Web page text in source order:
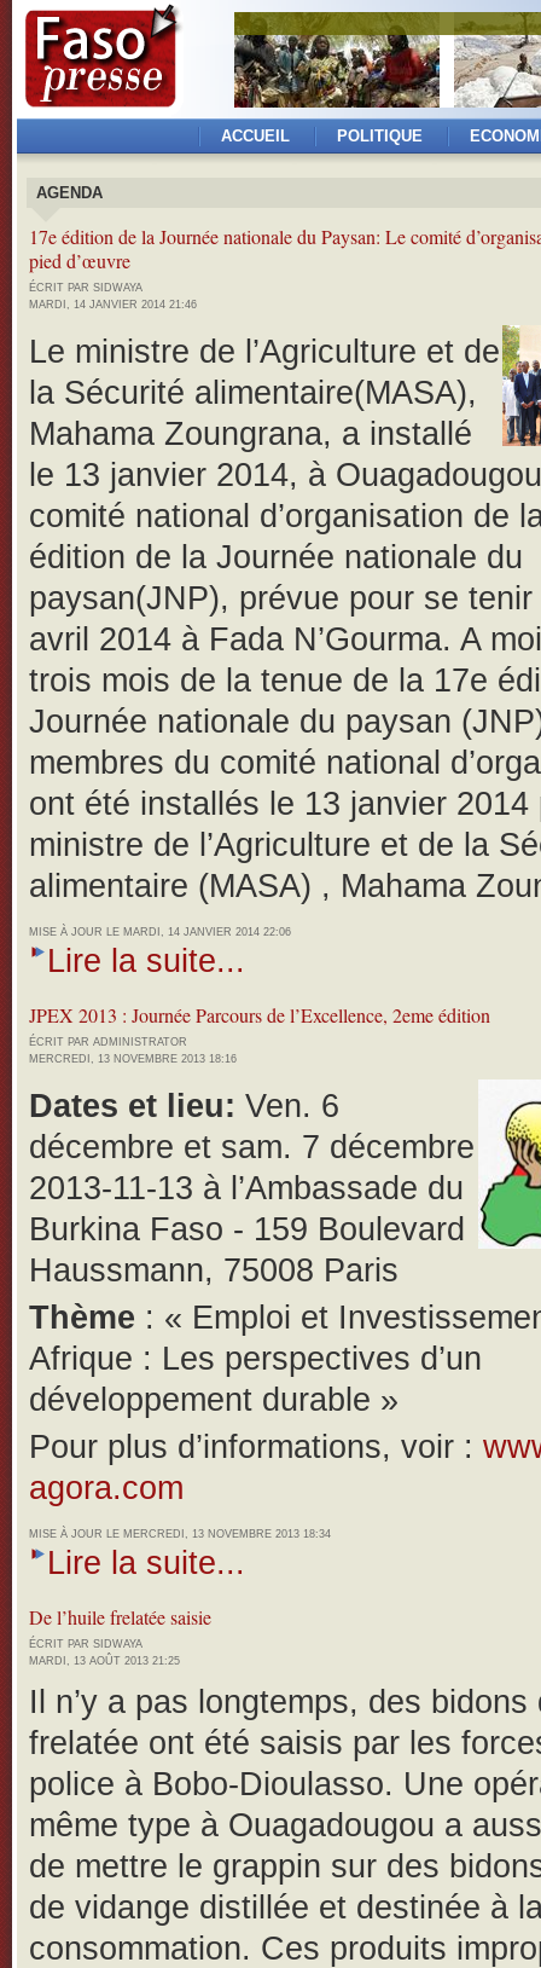
ACCUEIL POLITIQUE
AGENDA
17e édition de la Journée nationale du Paysan: Le comité
pied d’œuvre
ÉCRIT PAR SIDWAYA
MARDI, 14 JANVIER 2014 21:46
Le ministre de l’Agriculture et de
la Sécurité alimentaire(MASA),
Mahama Zoungrana, a installé
le 13 janvier 2014, à
comité national d’organisation de
édition de la Journée nationale du
paysan(JNP), prévue pour se
avril 2014 à Fada N’Gourma. A
trois mois de la tenue de la 17e
Journée nationale du paysan
membres du comité national
ont été installés le 13 janvier 2014
ministre de l’Agriculture et de la
alimentaire (MASA) , Mahama
MISE À JOUR LE MARDI, 14 JANVIER 2014 22:06
Lire la suite...
JPEX 2013 : Journée Parcours de l’Excellence, 2eme édition
ÉCRIT PAR ADMINISTRATOR
MERCREDI, 13 NOVEMBRE 2013 18:16
Dates et lieu: Ven. 6
décembre et sam. 7 décembre
2013-11-13 à l’Ambassade du
Burkina Faso - 159 Boulevard
Haussmann, 75008 Paris
Thème : « Emploi et
Afrique : Les perspectives d’un
développement durable »
Pour plus d’informations, voir :
agora.com
MISE À JOUR LE MERCREDI, 13 NOVEMBRE 2013 18:34
Lire la suite...
De l’huile frelatée saisie
ÉCRIT PAR SIDWAYA
MARDI, 13 AOÛT 2013 21:25
Il n’y a pas longtemps, des bidons
frelatée ont été saisis par les
police à Bobo-Dioulasso. Une
même type à Ouagadougou a
de mettre le grappin sur des
de vidange distillée et destinée à
consommation. Ces produits